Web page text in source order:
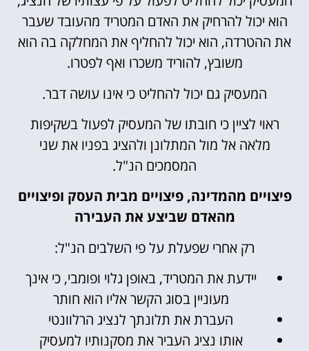
הוא יכול להרחיק את האדם המטריד מהעובד שעבר
את ההטרדה, הוא יכול להחליף את המחלקה בה הוא
משובץ, להוריד משכרו ואף לפטרו.
המעסיק גם יכול להחליט כי אינו עושה דבר.
ראוי לציין כי חובתו של המעסיק לפעול בשקיפות
מלאה אל מול המתלונן ולהציג בפניו את שני
המסמכים הנ"ל.
פיצויים מהמדינה, פיצויים מבית העסק ופיצויים
מהאדם שביצע את העבירה
רק אחרי שפעלת על פי השלבים הנ"ל:
יידעת את המטריד, באופן גלוי ופומבי, כי אינך
מעוניין בסוג הקשר אליו הוא חותר
העברת את תלונתך לנציג הרלוונטי
אותו נציג העביר את מסקנותיו למעסיק